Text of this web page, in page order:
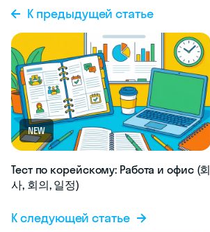
К предыдущей статье
NEW
Тест по корейскому: Работа и офис (회
사, 회의, 일정)
К следующей статье